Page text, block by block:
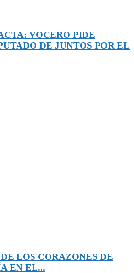
VOCERO PIDE
DE JUNTOS POR EL
LOS CORAZONES DE
EN EL...